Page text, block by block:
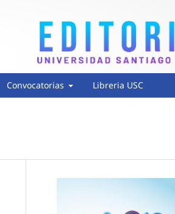
Convocatorias Libreria USC